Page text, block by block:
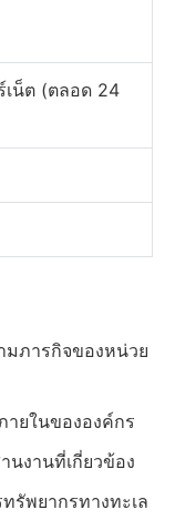
เน็ต (ตลอด 24
มภารกิจของหน่วย
ยในขององค์กร
นงานที่เกี่ยวข้อง
รัพยากรทางทะเล